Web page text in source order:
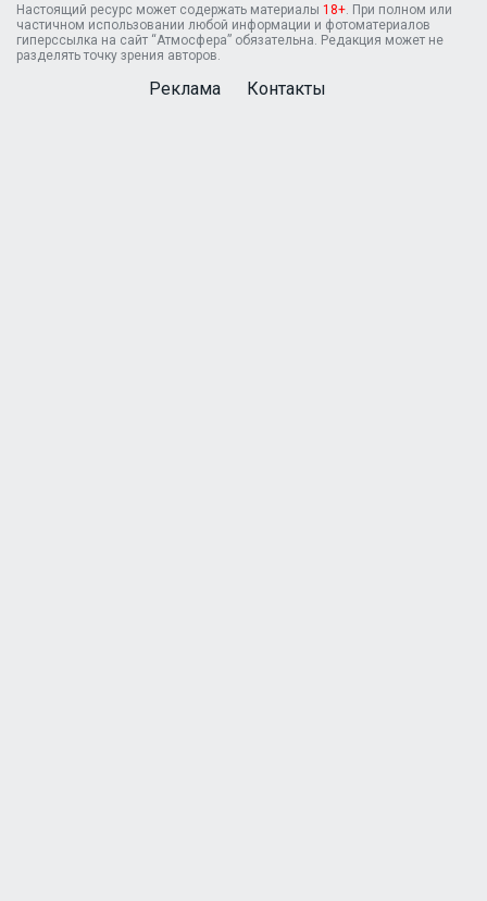
Настоящий ресурс может содержать материалы 18+ . При полном или
частичном использовании любой информации и фотоматериалов
гиперссылка на сайт “Атмосфера” обязательна. Редакция может не
разделять точку зрения авторов.
Реклама Контакты